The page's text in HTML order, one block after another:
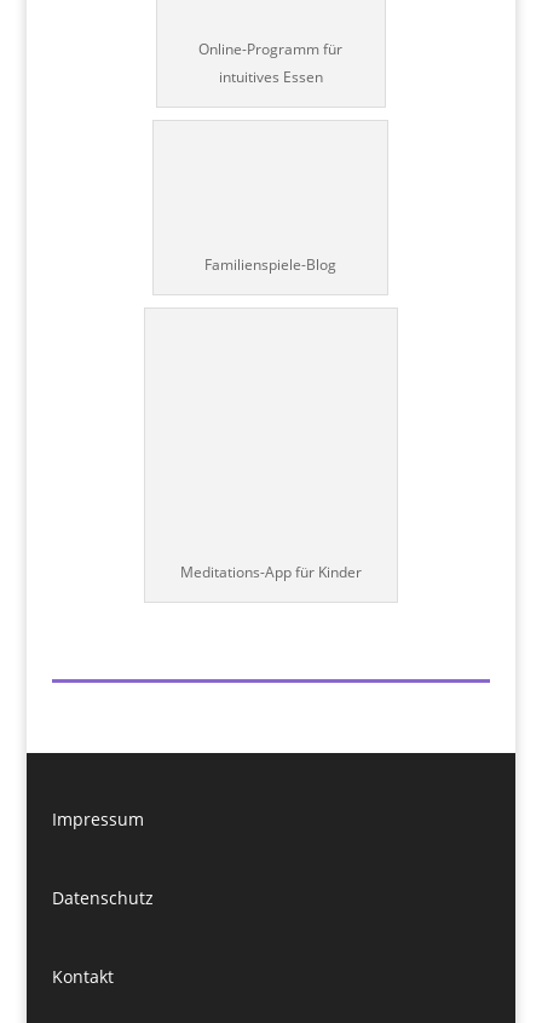
Online-Programm für
intuitives Essen
Familienspiele-Blog
Meditations-App für Kinder
Impressum
Datenschutz
Kontakt